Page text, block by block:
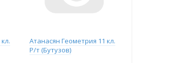
Атанасян Геометрия 11 кл.
Р/т (Бутузов)